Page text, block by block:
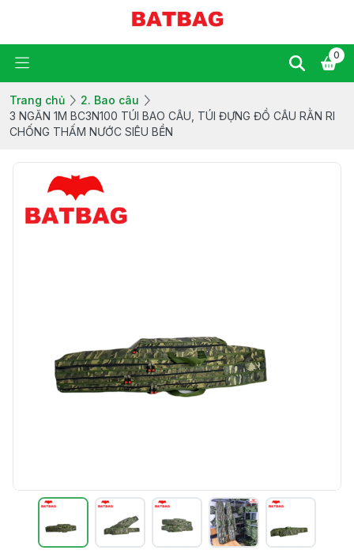
0
Trang chủ
2. Bao câu
3 NGĂN 1M BC3N100 TÚI BAO CÂU, TÚI ĐỰNG ĐỒ CÂU RẰN RI
CHỐNG THẤM NƯỚC SIÊU BỀN